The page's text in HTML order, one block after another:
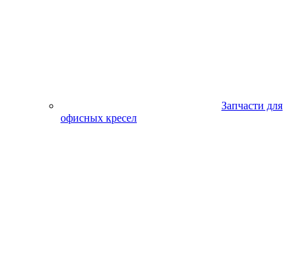
Запчасти для
офисных кресел